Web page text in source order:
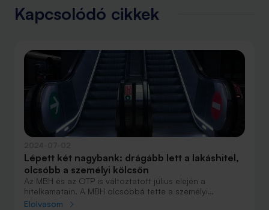
Kapcsolódó cikkek
Lépett két nagybank: drágább lett a lakáshitel,
olcsóbb a személyi kölcsön
Az MBH és az OTP is változtatott július elején a
hitelkamatain. A MBH olcsóbbá tette a személyi
kölcsönét, az OTP viszont a kamatplafon fölé drágította
Elolvasom